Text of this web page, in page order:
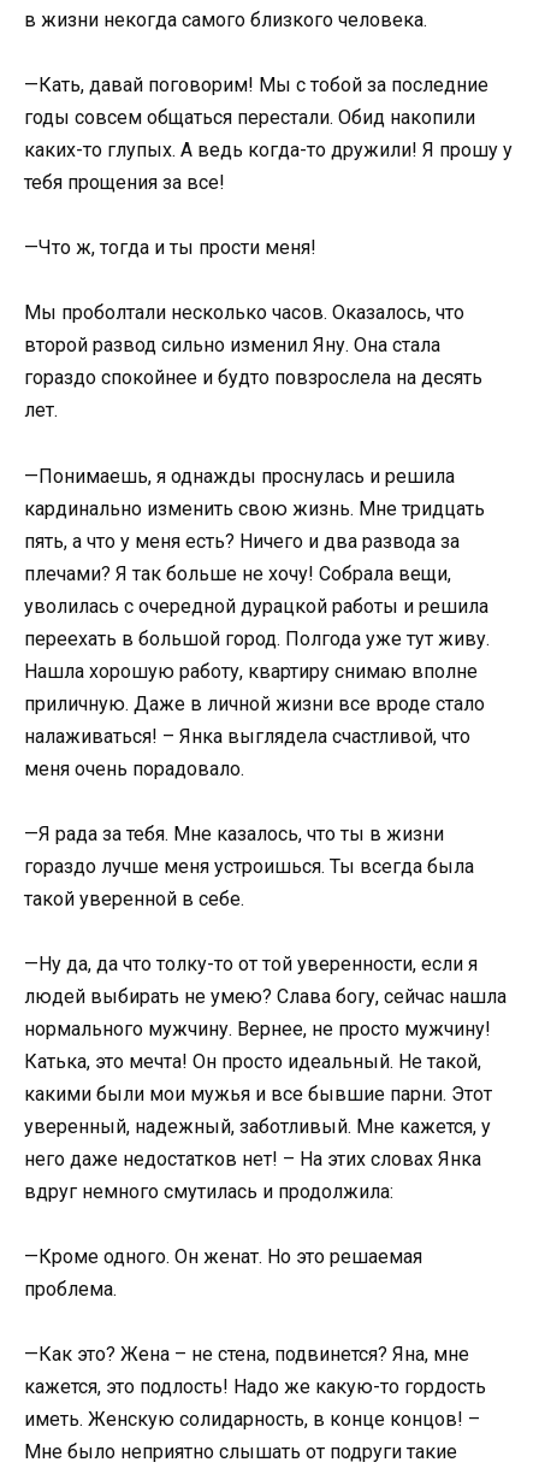
в жизни некогда самого близкого человека.
—Кать, давай поговорим! Мы с тобой за последние
годы совсем общаться перестали. Обид накопили
каких-то глупых. А ведь когда-то дружили! Я прошу у
тебя прощения за все!
—Что ж, тогда и ты прости меня!
Мы проболтали несколько часов. Оказалось, что
второй развод сильно изменил Яну. Она стала
гораздо спокойнее и будто повзрослела на десять
лет.
—Понимаешь, я однажды проснулась и решила
кардинально изменить свою жизнь. Мне тридцать
пять, а что у меня есть? Ничего и два развода за
плечами? Я так больше не хочу! Собрала вещи,
уволилась с очередной дурацкой работы и решила
переехать в большой город. Полгода уже тут живу.
Нашла хорошую работу, квартиру снимаю вполне
приличную. Даже в личной жизни все вроде стало
налаживаться! – Янка выглядела счастливой, что
меня очень порадовало.
—Я рада за тебя. Мне казалось, что ты в жизни
гораздо лучше меня устроишься. Ты всегда была
такой уверенной в себе.
—Ну да, да что толку-то от той уверенности, если я
людей выбирать не умею? Слава богу, сейчас нашла
нормального мужчину. Вернее, не просто мужчину!
Катька, это мечта! Он просто идеальный. Не такой,
какими были мои мужья и все бывшие парни. Этот
уверенный, надежный, заботливый. Мне кажется, у
него даже недостатков нет! – На этих словах Янка
вдруг немного смутилась и продолжила:
—Кроме одного. Он женат. Но это решаемая
проблема.
—Как это? Жена – не стена, подвинется? Яна, мне
кажется, это подлость! Надо же какую-то гордость
иметь. Женскую солидарность, в конце концов! –
Мне было неприятно слышать от подруги такие